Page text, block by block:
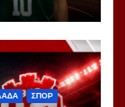
ΣΠΟΡ